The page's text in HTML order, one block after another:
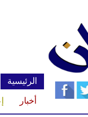
الرئيسية
أخبار